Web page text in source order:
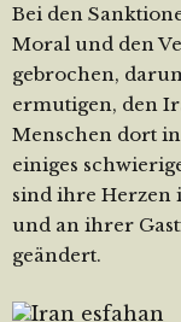
Bei den
Moral und den
gebrochen,
ermutigen, den
Menschen dort
einiges
sind ihre Herzen
und an ihrer
geändert.